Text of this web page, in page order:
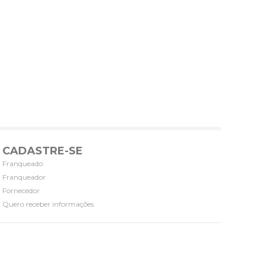
CADASTRE-SE
Franqueado
Franqueador
Fornecedor
Quero receber informações